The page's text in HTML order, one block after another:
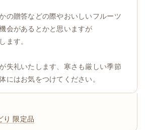
の贈答などの際やおいしいフルーツ
会があるとかと思いますが
ます。
失礼いたします、寒さも厳しい季節
にはお気をつけてください。
り 限定品